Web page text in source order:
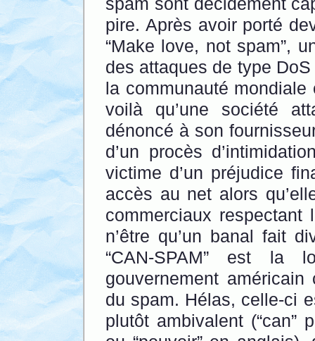
pire. Après avoir porté
“Make love, not spam”,
des attaques de type
la communauté
voilà qu’une société
dénoncé à son
d’un procès
victime d’un préjudice
accès au net alors
commerciaux respectant
n’être qu’un banal fait
“CAN-SPAM” est la
gouvernement
du spam. Hélas, celle-ci
plutôt ambivalent (“can”